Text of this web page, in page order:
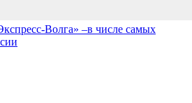
Волга» –в числе самых